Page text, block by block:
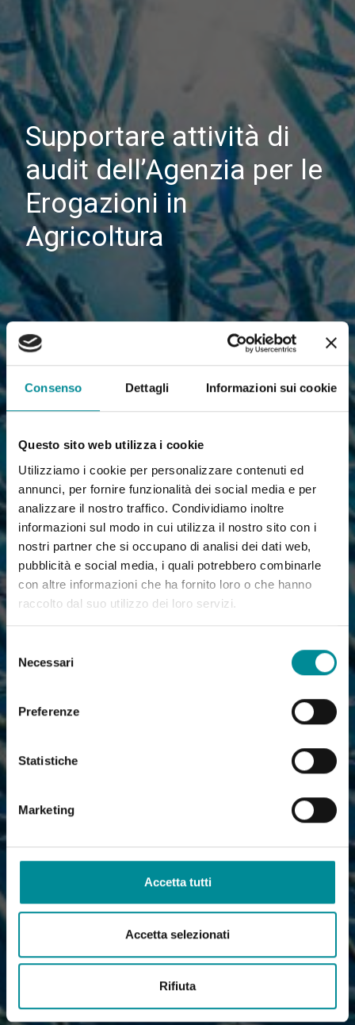
Consenso Dettagli Informazioni sui cookie
Questo sito web utilizza i cookie
Utilizziamo i cookie per personalizzare contenuti ed
annunci, per fornire funzionalità dei social media e per
analizzare il nostro traffico. Condividiamo inoltre
informazioni sul modo in cui utilizza il nostro sito con i
nostri partner che si occupano di analisi dei dati web,
pubblicità e social media, i quali potrebbero combinarle
con altre informazioni che ha fornito loro o che hanno
raccolto dal suo utilizzo dei loro servizi.
del
consenso
Necessari
Preferenze
Statistiche
Marketing
Accetta tutti
Accetta selezionati
Rifiuta
Supportare attività di
audit dell’Agenzia per le
Erogazioni in
Agricoltura